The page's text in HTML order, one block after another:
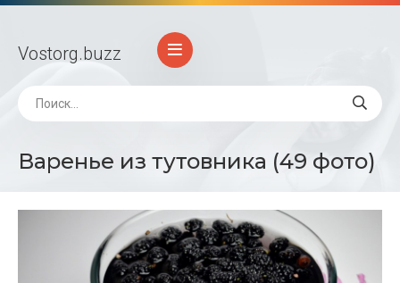
Vostorg.buzz
Варенье из тутовника (49 фото)